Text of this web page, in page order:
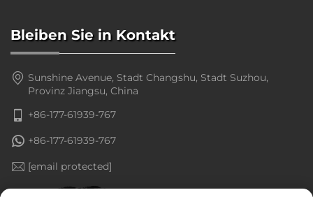
Bleiben Sie in Kontakt
Sunshine Avenue, Stadt Changshu, Stadt Suzhou,
Provinz Jiangsu, China
+86-177-61939-767
+86-177-61939-767
[email protected]